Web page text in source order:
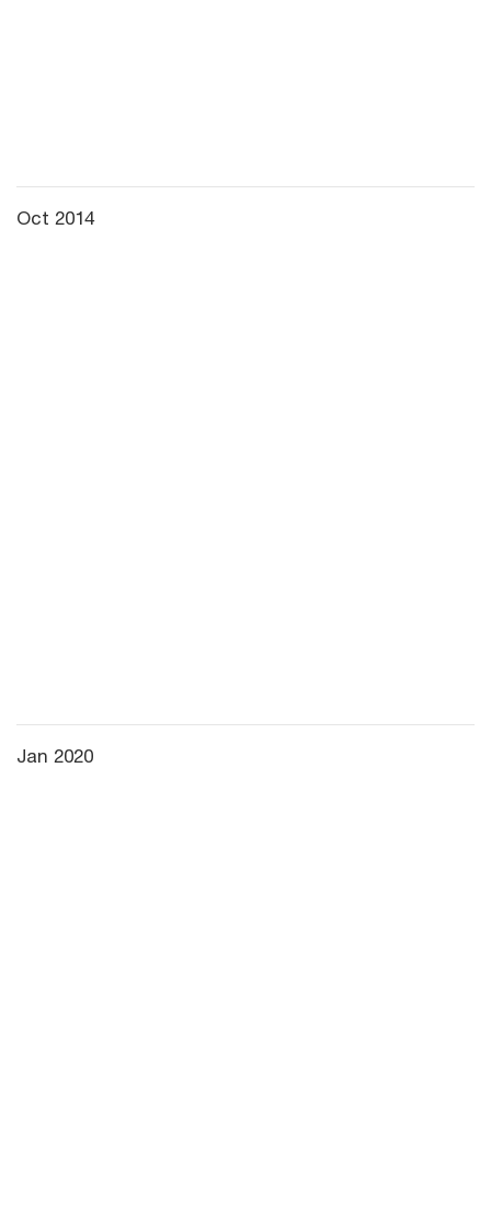
Oct 2014
Jan 2020